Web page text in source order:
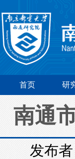
首页 研
南通
发布